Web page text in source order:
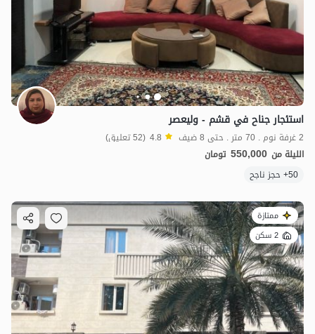
استئجار جناح في قشم - وليعصر
2 غرفة نوم . 70 متر . حتى 8 ضيف 4.8 (52 تعليق)
الليلة من 550,000 تومان
50+ حجز ناجح
ممتازة
2 سكن